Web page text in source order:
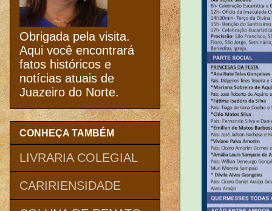
Obrigada pela visita.
Aqui você encontrará
fatos históricos e
notícias atuais de
Juazeiro do Norte.
CONHEÇA TAMBÉM
LIVRARIA COLEGIAL
CARIRIENSIDADE